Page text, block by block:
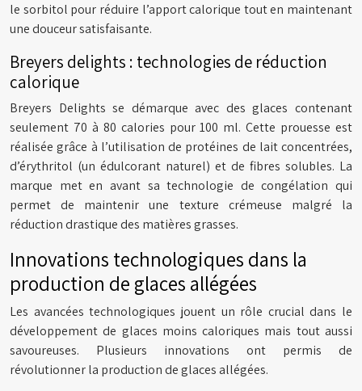
le sorbitol pour réduire l’apport calorique tout en maintenant
une douceur satisfaisante.
Breyers delights : technologies de réduction
calorique
Breyers Delights se démarque avec des glaces contenant
seulement 70 à 80 calories pour 100 ml. Cette prouesse est
réalisée grâce à l’utilisation de protéines de lait concentrées,
d’érythritol (un édulcorant naturel) et de fibres solubles. La
marque met en avant sa technologie de congélation qui
permet de maintenir une texture crémeuse malgré la
réduction drastique des matières grasses.
Innovations technologiques dans la
production de glaces allégées
Les avancées technologiques jouent un rôle crucial dans le
développement de glaces moins caloriques mais tout aussi
savoureuses. Plusieurs innovations ont permis de
révolutionner la production de glaces allégées.